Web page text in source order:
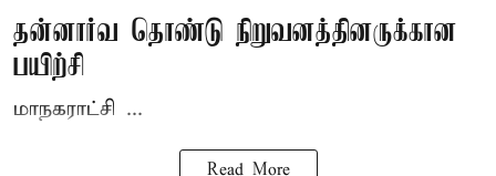
தன்னார்வ தொண்டு நிறுவனத்தினருக்கான
பயிற்சி
மாநகராட்சி ...
Read More